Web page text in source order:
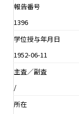
報告番号
1396
学位授与年月日
1952-06-11
主査／副査
/
所在